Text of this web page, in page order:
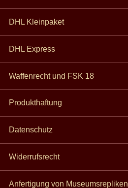
DHL Kleinpaket
DHL Express
Waffenrecht und FSK 18
Produkthaftung
Datenschutz
Widerrufsrecht
Anfertigung von Museumsrepliken